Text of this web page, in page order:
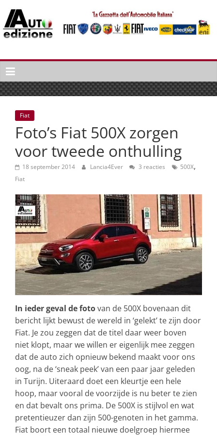
naar
inhoud
Auto
Edizione
La
Gazetta
dell'Automobile
Italiana
autonieuws
lifestyle
Fiat
Foto’s Fiat 500X zorgen
voor tweede onthulling
18 september 2014 Lancia4Ever 3 reacties 500X,
Fiat
In ieder geval de fotovan de 500X bovenaan dit
bericht lijkt bewust de wereld in ‘gelekt’ te zijn door
Fiat. Je zou zeggen dat de titel daar weer boven
niet klopt, maar we willen er eigenlijk mee zeggen
dat de auto zich opnieuw bekend maakt voor ons
oog, na de ‘sneak peek’ van een paar jaar geleden
in Turijn. Uiteraard doet een kleurtje een hele
hoop, maar vooral de voorzijde is nu beter te zien
en dat bevalt ons prima. De 500X is stijlvol en wat
pretentieuzer dan zijn 500-genoten in het gamma.
Fiat boort een totaal nieuwe doelgroep hiermee